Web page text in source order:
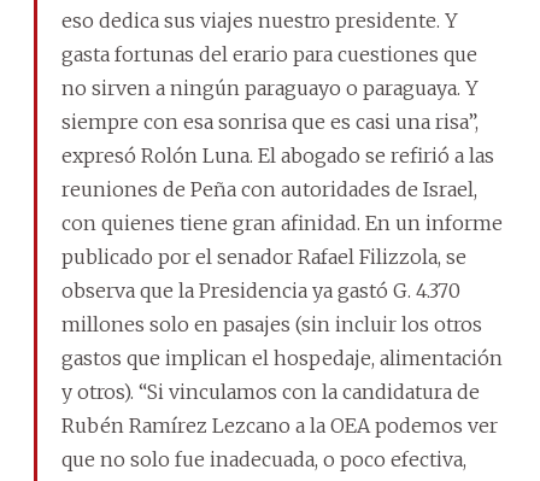
eso dedica sus viajes nuestro presidente. Y
gasta fortunas del erario para cuestiones que
no sirven a ningún paraguayo o paraguaya. Y
siempre con esa sonrisa que es casi una risa”,
expresó Rolón Luna. El abogado se refirió a las
reuniones de Peña con autoridades de Israel,
con quienes tiene gran afinidad. En un informe
publicado por el senador Rafael Filizzola, se
observa que la Presidencia ya gastó G. 4.370
millones solo en pasajes (sin incluir los otros
gastos que implican el hospedaje, alimentación
y otros). “Si vinculamos con la candidatura de
Rubén Ramírez Lezcano a la OEA podemos ver
que no solo fue inadecuada, o poco efectiva,